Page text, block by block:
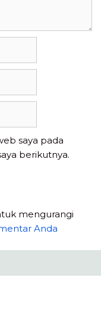
saya pada
berikutnya.
mengurangi
Anda